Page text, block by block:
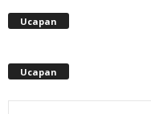
Ucapan
Ucapan